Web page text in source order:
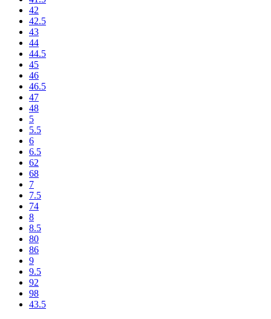
42
42.5
43
44
44.5
45
46
46.5
47
48
5
5.5
6
6.5
62
68
7
7.5
74
8
8.5
80
86
9
9.5
92
98
43.5